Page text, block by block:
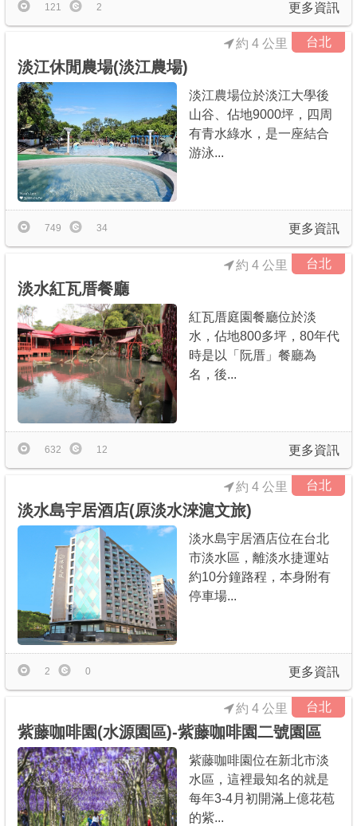
更多資訊
121 2
台北
約 4 公里
淡江休閒農場(淡江農場)
淡江農場位於淡江大學後
山谷、佔地9000坪，四周
有青水綠水，是一座結合
游泳...
更多資訊
749 34
台北
約 4 公里
淡水紅瓦厝餐廳
紅瓦厝庭園餐廳位於淡
水，佔地800多坪，80年代
時是以「阮厝」餐廳為
名，後...
更多資訊
632 12
台北
約 4 公里
淡水島宇居酒店(原淡水淶滬文旅)
淡水島宇居酒店位在台北
市淡水區，離淡水捷運站
約10分鐘路程，本身附有
停車場...
更多資訊
2 0
台北
約 4 公里
紫藤咖啡園(水源園區)-紫藤咖啡園二號園區
紫藤咖啡園位在新北市淡
水區，這裡最知名的就是
每年3-4月初開滿上億花苞
的紫...